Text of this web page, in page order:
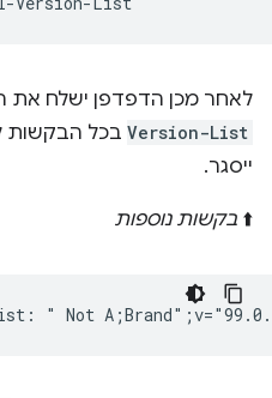
לאחר מכן הדפדפן ישלח את
Version-List בכל הבקשות
ייסגר.
⬆️ בקשות נוספות